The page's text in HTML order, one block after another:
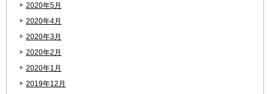
2020年5月
2020年4月
2020年3月
2020年2月
2020年1月
2019年12月